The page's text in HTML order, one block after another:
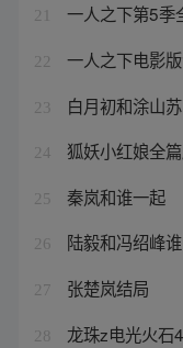
21 一人之下第5季
22 一人之下电影
23 白月初和涂山
24 狐妖小红娘全
25 秦岚和谁一起
26 陆毅和冯绍峰
27 张楚岚结局
28 龙珠z电光火石